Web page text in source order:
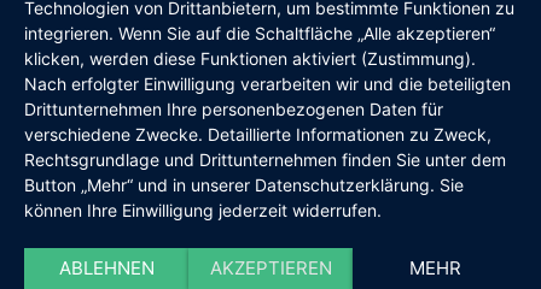
Technologien von Drittanbietern, um bestimmte Funktionen zu
integrieren. Wenn Sie auf die Schaltfläche „Alle akzeptieren“
klicken, werden diese Funktionen aktiviert (Zustimmung).
Nach erfolgter Einwilligung verarbeiten wir und die beteiligten
Drittunternehmen Ihre personenbezogenen Daten für
verschiedene Zwecke. Detaillierte Informationen zu Zweck,
Rechtsgrundlage und Drittunternehmen finden Sie unter dem
Button „Mehr“ und in unserer Datenschutzerklärung. Sie
können Ihre Einwilligung jederzeit widerrufen.
ABLEHNEN AKZEPTIEREN MEHR